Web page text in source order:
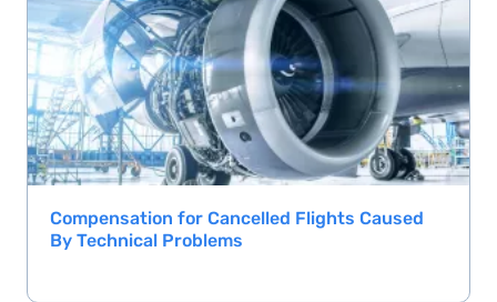
Compensation for Cancelled Flights Caused
By Technical Problems